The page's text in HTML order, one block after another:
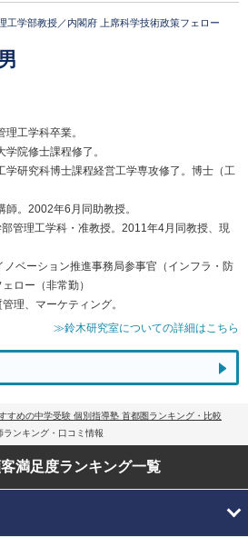
工学部教授／内閣府 上席科学技術政策フェロー
工学科卒業。
院修士課程修了。
学研究科博士課程経営工学専攻修了。博士（工
。2002年6月同助教授。
管理工学科・准教授。2011年4月同教授、現
ベーション推進事務局参事官（インフラ・防
ロー（非常勤）
理、マーケティング。
≫鈴木研究室についての詳細はこちら
すめの中学受験 個別指導塾 首都圏ランキング・比較
ンキング・口コミ情報
満足度ランキング一覧